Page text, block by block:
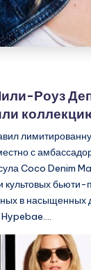
Роуз
с
Coco Denim
культовых бьюти-
в насыщенных